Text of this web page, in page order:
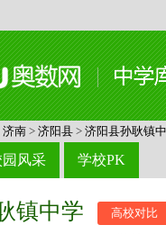
济南 > 济阳县 > 济阳县孙耿镇
园风采 学校PK
镇中学 高校对比